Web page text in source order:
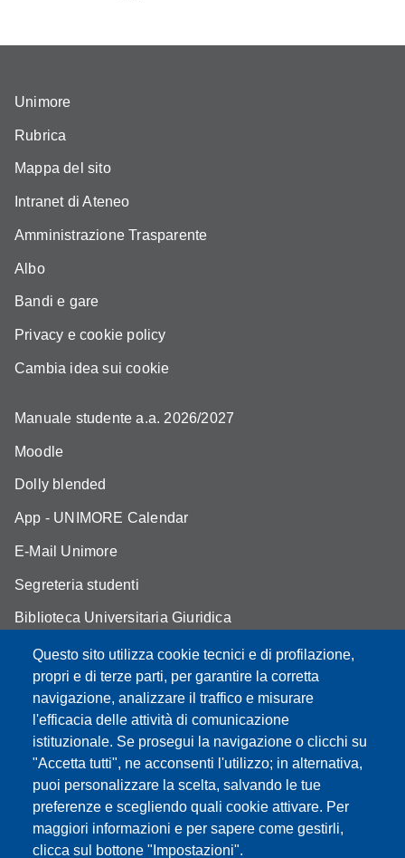
Questo sito utilizza cookie tecnici e di profilazione,
propri e di terze parti, per garantire la corretta
navigazione, analizzare il traffico e misurare
l'efficacia delle attività di comunicazione
istituzionale. Se prosegui la navigazione o clicchi su
"Accetta tutti", ne acconsenti l'utilizzo; in alternativa,
puoi personalizzare la scelta, salvando le tue
preferenze e scegliendo quali cookie attivare. Per
maggiori informazioni e per sapere come gestirli,
clicca sul bottone "Impostazioni".
Unimore
Rubrica
Mappa del sito
Intranet di Ateneo
Amministrazione Trasparente
Albo
Bandi e gare
Privacy e cookie policy
Cambia idea sui cookie
Manuale studente a.a. 2026/2027
Moodle
Dolly blended
App - UNIMORE Calendar
E-Mail Unimore
Segreteria studenti
Biblioteca Universitaria Giuridica
Assicurazione qualità
Contatti
Partita IVA: 00427620364
Dipartimento di Giurisprudenza
Sede: Via San Geminiano 3 - 41121 Modena
Email: helpdesk.giurisprudenza@unimore.it